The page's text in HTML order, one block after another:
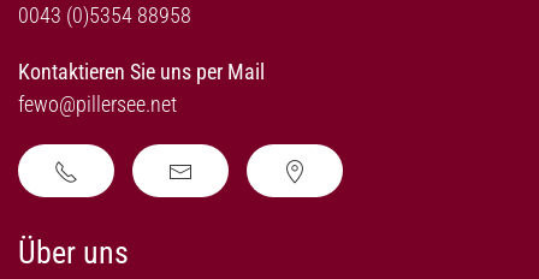
0043 (0)5354 88958
Kontaktieren Sie uns per Mail
fewo@pillersee.net
Über uns